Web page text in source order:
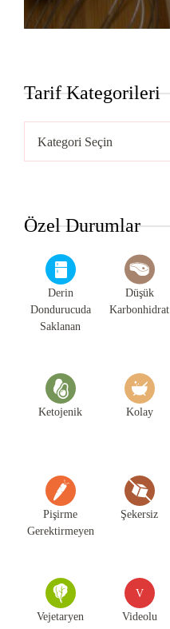
Tarif Kategorileri
Kategorileri
Özel Durumlar
Derin
Dondurucuda
Saklanan
Düşük
Karbonhidrat
Ketojenik Kolay
Pişirme
Gerektirmeyen
Şekersiz
Vejetaryen
V
Videolu